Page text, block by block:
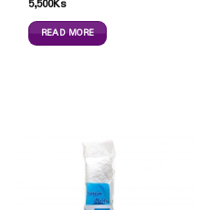
5,500Ks
READ MORE